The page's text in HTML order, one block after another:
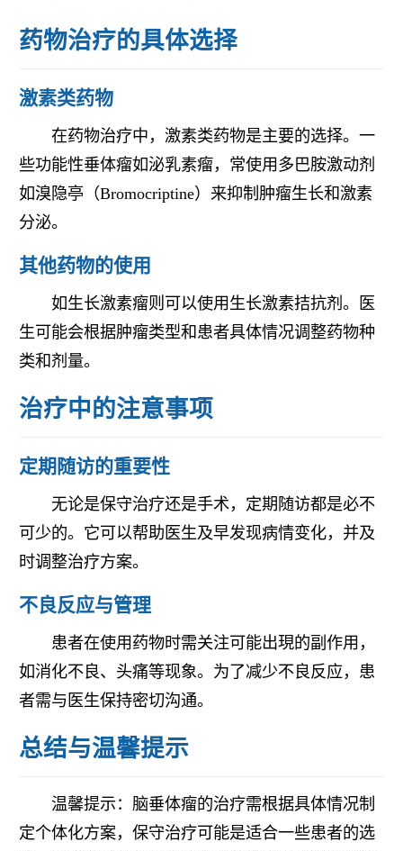
药物治疗的具体选择
激素类药物
在药物治疗中，激素类药物是主要的选择。一
些功能性垂体瘤如泌乳素瘤，常使用多巴胺激动剂
如溴隐亭（Bromocriptine）来抑制肿瘤生长和激素
分泌。
其他药物的使用
如生长激素瘤则可以使用生长激素拮抗剂。医
生可能会根据肿瘤类型和患者具体情况调整药物种
类和剂量。
治疗中的注意事项
定期随访的重要性
无论是保守治疗还是手术，定期随访都是必不
可少的。它可以帮助医生及早发现病情变化，并及
时调整治疗方案。
不良反应与管理
患者在使用药物时需关注可能出現的副作用，
如消化不良、头痛等现象。为了减少不良反应，患
者需与医生保持密切沟通。
总结与温馨提示
温馨提示：脑垂体瘤的治疗需根据具体情况制
定个体化方案，保守治疗可能是适合一些患者的选